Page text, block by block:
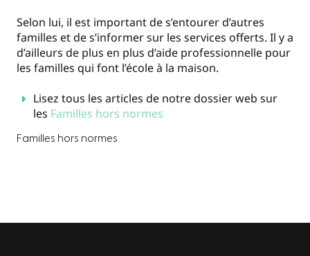
Selon lui, il est important de s’entourer d’autres
familles et de s’informer sur les services offerts. Il y a
d’ailleurs de plus en plus d’aide professionnelle pour
les familles qui font l’école à la maison.
Lisez tous les articles de notre dossier web sur
les Familles hors normes
Familles hors normes